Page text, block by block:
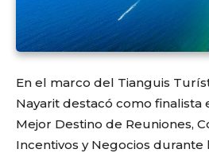
En el marco del Tianguis
Nayarit destacó como finalista
Mejor Destino de Reuniones,
Incentivos y Negocios durante